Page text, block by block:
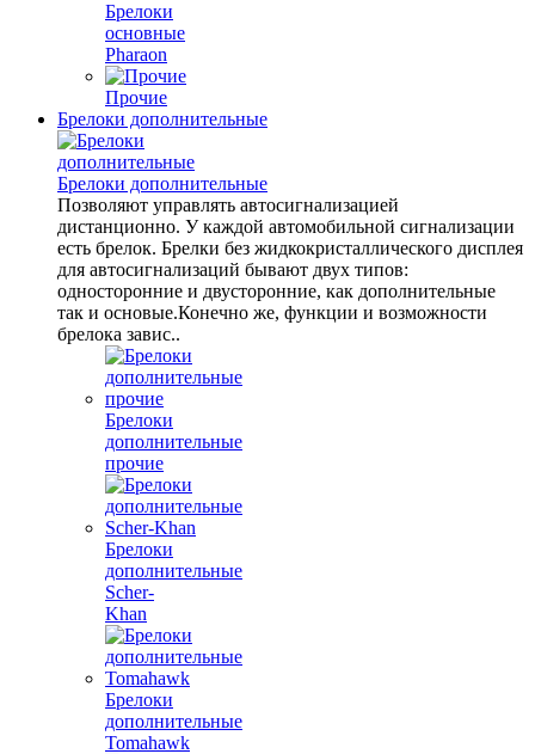
Брелоки
основные
Pharaon
Прочие
Брелоки дополнительные
Брелоки дополнительные
Позволяют управлять автосигнализацией
дистанционно. У каждой автомобильной сигнализации
есть брелок. Брелки без жидкокристаллического дисплея
для автосигнализаций бывают двух типов:
односторонние и двусторонние, как дополнительные
так и основые.Конечно же, функции и возможности
брелока завис..
Брелоки
дополнительные
прочие
Брелоки
дополнительные
Scher-
Khan
Брелоки
дополнительные
Tomahawk